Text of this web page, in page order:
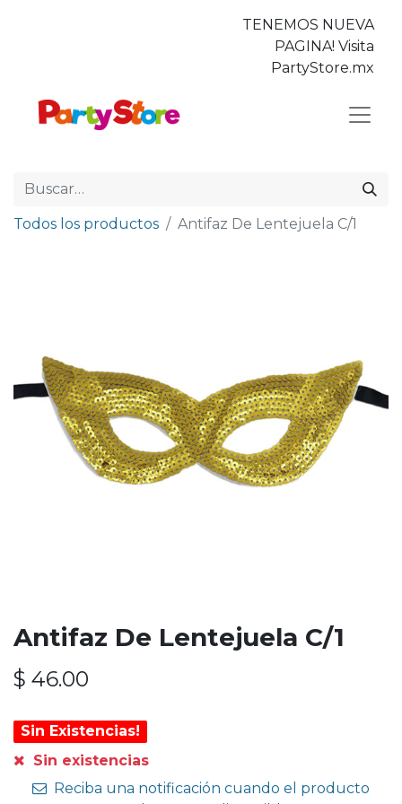
TENEMOS NUEVA
PAGINA! Visita
PartyStore.mx
Todos los productos Antifaz De Lentejuela C/1
Antifaz De Lentejuela C/1
$ 46.00
Sin Existencias!
Sin existencias
Reciba una notificación cuando el producto